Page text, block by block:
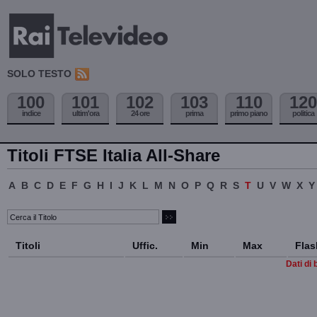
SOLO TESTO
100
indice
101
ultim'ora
102
24 ore
103
prima
110
primo piano
120
politica
Titoli FTSE Italia All-Share
A B C D E F G H I J K L M N O P Q R S T U V W X Y
Titoli Uffic. Min Max
Dati di